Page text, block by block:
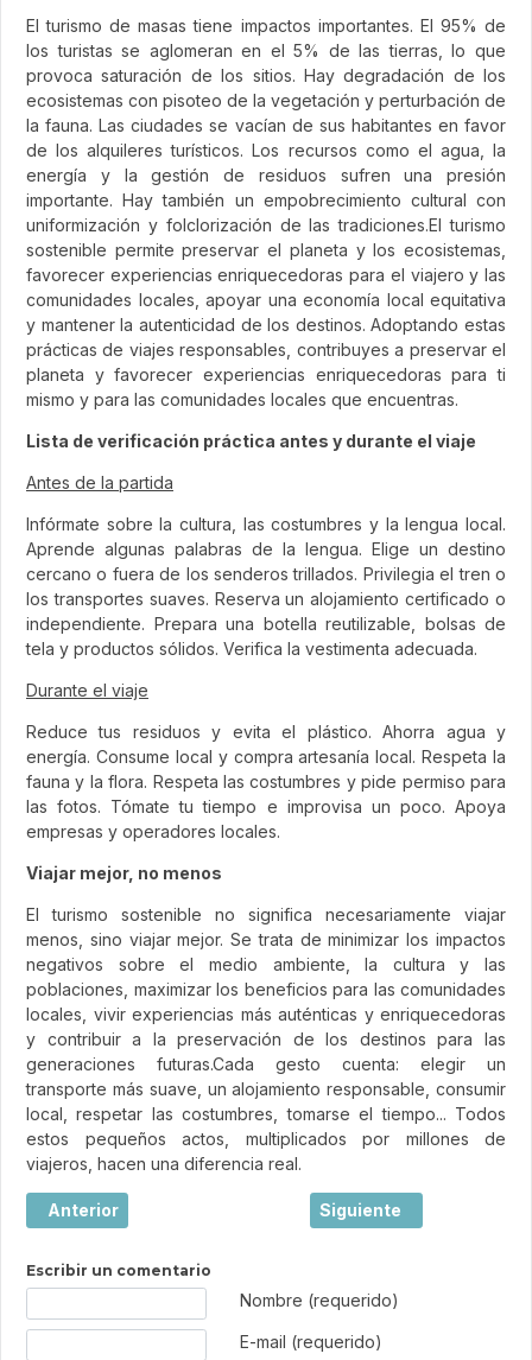
El turismo de masas tiene impactos importantes. El 95% de
los turistas se aglomeran en el 5% de las tierras, lo que
provoca saturación de los sitios. Hay degradación de los
ecosistemas con pisoteo de la vegetación y perturbación de
la fauna. Las ciudades se vacían de sus habitantes en favor
de los alquileres turísticos. Los recursos como el agua, la
energía y la gestión de residuos sufren una presión
importante. Hay también un empobrecimiento cultural con
uniformización y folclorización de las tradiciones.El turismo
sostenible permite preservar el planeta y los ecosistemas,
favorecer experiencias enriquecedoras para el viajero y las
comunidades locales, apoyar una economía local equitativa
y mantener la autenticidad de los destinos. Adoptando estas
prácticas de viajes responsables, contribuyes a preservar el
planeta y favorecer experiencias enriquecedoras para ti
mismo y para las comunidades locales que encuentras.
Lista de verificación práctica antes y durante el viaje
Antes de la partida
Infórmate sobre la cultura, las costumbres y la lengua local.
Aprende algunas palabras de la lengua. Elige un destino
cercano o fuera de los senderos trillados. Privilegia el tren o
los transportes suaves. Reserva un alojamiento certificado o
independiente. Prepara una botella reutilizable, bolsas de
tela y productos sólidos. Verifica la vestimenta adecuada.
Durante el viaje
Reduce tus residuos y evita el plástico. Ahorra agua y
energía. Consume local y compra artesanía local. Respeta la
fauna y la flora. Respeta las costumbres y pide permiso para
las fotos. Tómate tu tiempo e improvisa un poco. Apoya
empresas y operadores locales.
Viajar mejor, no menos
El turismo sostenible no significa necesariamente viajar
menos, sino viajar mejor. Se trata de minimizar los impactos
negativos sobre el medio ambiente, la cultura y las
poblaciones, maximizar los beneficios para las comunidades
locales, vivir experiencias más auténticas y enriquecedoras
y contribuir a la preservación de los destinos para las
generaciones futuras.Cada gesto cuenta: elegir un
transporte más suave, un alojamiento responsable, consumir
local, respetar las costumbres, tomarse el tiempo... Todos
estos pequeños actos, multiplicados por millones de
viajeros, hacen una diferencia real.
Artículo anterior: Mostar, la ciudad europea donde un
Anterior Artículo siguiente:
Siguiente
Escribir un comentario
Nombre (requerido)
E-mail (requerido)